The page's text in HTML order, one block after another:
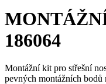
186064
Montážní kit pro střešní
pevných montážních bodů